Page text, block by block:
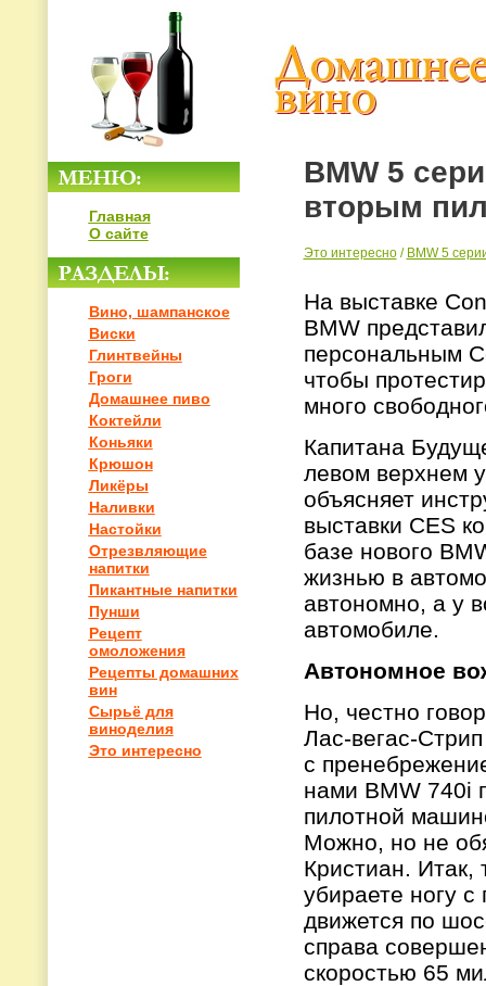
Главная
О сайте
Вино, шампанское
Виски
Глинтвейны
Гроги
Домашнее пиво
Коктейли
Коньяки
Крюшон
Ликёры
Наливки
Настойки
Отрезвляющие
напитки
Пикантные напитки
Пунши
Рецепт
омоложения
Рецепты домашних
вин
Сырьё для
виноделия
Это интересно
BMW 5
вторым
Это интересно/ BMW 5
На выставке
BMW
персональным
чтобы
много
Капитана
левом верхнем
объясняет
выставки CES
базе нового
жизнью в
автономно, а у
автомобиле.
Автономное
Но, честно
Лас-вегас-
с
нами BMW 740i
пилотной
Можно, но не
Кристиан. Итак,
убираете ногу с
движется по
справа
скоростью 65